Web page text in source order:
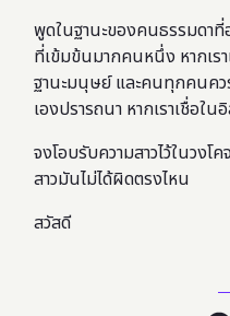
พูดในฐานะของคนธรรมดา
ที่เข้มข้นมากคนหนึ่ง หากเร
ฐานะมนุษย์ และคนทุกคนคว
เองปรารถนา หากเราเชื่อใ
จงโอบรับความสาวไว้ในวงโ
สาวมันไม่ได้ผิดตรงไหน
สวัสดี